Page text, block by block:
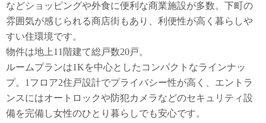
などショッピングや外食に便利な商業施設が多数。下町の
雰囲気が感じられる商店街もあり、利便性が高く暮らしや
すい住環境です。
物件は地上11階建て総戸数20戸。
ルームプランは1Kを中心としたコンパクトなラインナッ
プ。1フロア2住戸設計でプライバシー性が高く、エントラ
ンスにはオートロックや防犯カメラなどのセキュリティ設
備を完備し女性のひとり暮らしでも安心です。